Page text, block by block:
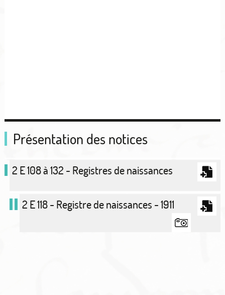
Présentation des notices
2 E 108 à 132 - Registres de naissances
2 E 118 - Registre de naissances - 1911